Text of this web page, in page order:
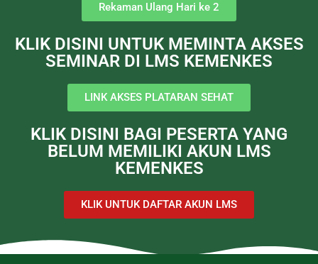
Rekaman Ulang Hari ke 2
KLIK DISINI UNTUK MEMINTA AKSES
SEMINAR DI LMS KEMENKES
LINK AKSES PLATARAN SEHAT
KLIK DISINI BAGI PESERTA YANG
BELUM MEMILIKI AKUN LMS
KEMENKES
KLIK UNTUK DAFTAR AKUN LMS